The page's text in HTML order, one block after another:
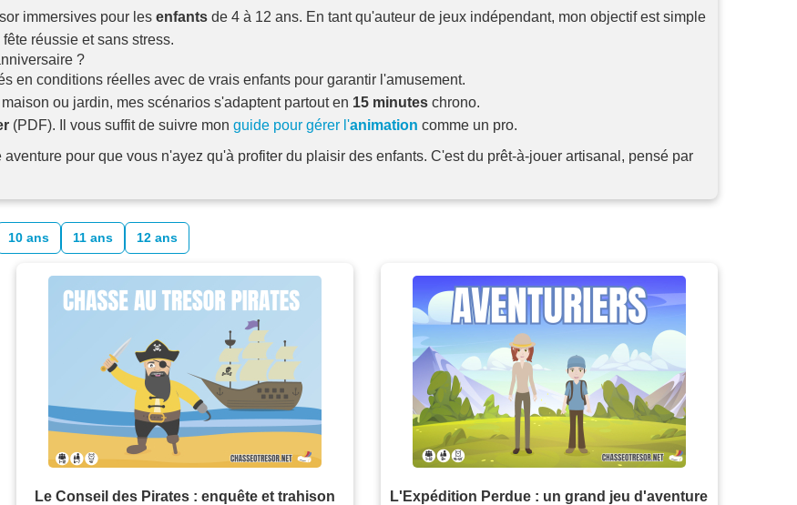
immersives pour les enfants de 4 à 12 ans. En tant qu'auteur de jeux indépendant, mon objectif est simple
réussie et sans stress.
?
en conditions réelles avec de vrais enfants pour garantir l'amusement.
ou jardin, mes scénarios s'adaptent partout en 15 minutes chrono.
(PDF). Il vous suffit de suivre mon guide pour gérer l'animation comme un pro.
pour que vous n'ayez qu'à profiter du plaisir des enfants. C'est du prêt-à-jouer artisanal, pensé par
10 ans 11 ans 12 ans
Le Conseil des Pirates : enquête et trahison
L'Expédition Perdue : un grand jeu d'aventure